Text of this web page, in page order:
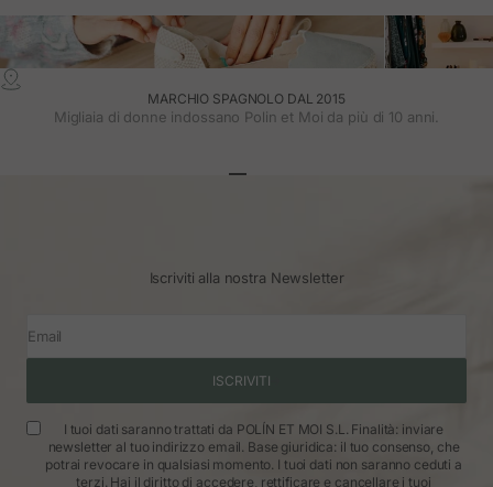
MARCHIO SPAGNOLO DAL 2015
Migliaia di donne indossano Polin et Moi da più di 10 anni.
Iscriviti alla nostra Newsletter
Email
ISCRIVITI
I tuoi dati saranno trattati da POLÍN ET MOI S.L. Finalità: inviare
newsletter al tuo indirizzo email. Base giuridica: il tuo consenso, che
potrai revocare in qualsiasi momento. I tuoi dati non saranno ceduti a
terzi. Hai il diritto di accedere, rettificare e cancellare i tuoi